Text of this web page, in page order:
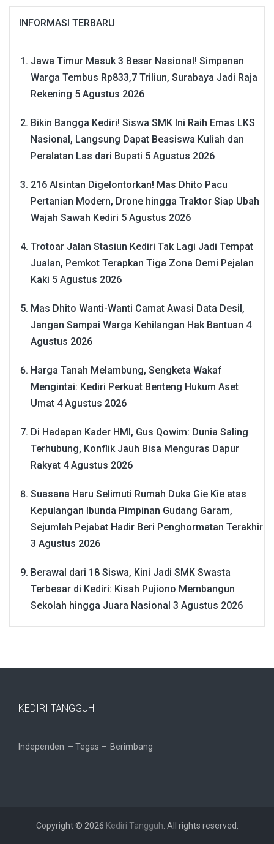
INFORMASI TERBARU
Jawa Timur Masuk 3 Besar Nasional! Simpanan
Warga Tembus Rp833,7 Triliun, Surabaya Jadi Raja
Rekening 5 Agustus 2026
Bikin Bangga Kediri! Siswa SMK Ini Raih Emas LKS
Nasional, Langsung Dapat Beasiswa Kuliah dan
Peralatan Las dari Bupati 5 Agustus 2026
216 Alsintan Digelontorkan! Mas Dhito Pacu
Pertanian Modern, Drone hingga Traktor Siap Ubah
Wajah Sawah Kediri 5 Agustus 2026
Trotoar Jalan Stasiun Kediri Tak Lagi Jadi Tempat
Jualan, Pemkot Terapkan Tiga Zona Demi Pejalan
Kaki 5 Agustus 2026
Mas Dhito Wanti-Wanti Camat Awasi Data Desil,
Jangan Sampai Warga Kehilangan Hak Bantuan 4
Agustus 2026
Harga Tanah Melambung, Sengketa Wakaf
Mengintai: Kediri Perkuat Benteng Hukum Aset
Umat 4 Agustus 2026
Di Hadapan Kader HMI, Gus Qowim: Dunia Saling
Terhubung, Konflik Jauh Bisa Menguras Dapur
Rakyat 4 Agustus 2026
Suasana Haru Selimuti Rumah Duka Gie Kie atas
Kepulangan Ibunda Pimpinan Gudang Garam,
Sejumlah Pejabat Hadir Beri Penghormatan Terakhir
3 Agustus 2026
Berawal dari 18 Siswa, Kini Jadi SMK Swasta
Terbesar di Kediri: Kisah Pujiono Membangun
Sekolah hingga Juara Nasional 3 Agustus 2026
KEDIRI TANGGUH
Independen – Tegas – Berimbang
Copyright © 2026 Kediri Tangguh . All rights reserved.